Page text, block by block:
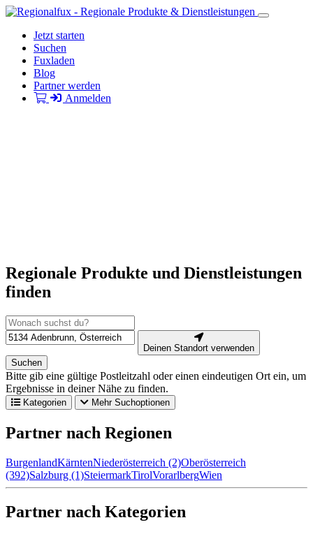
Jetzt starten
Suchen
Fuxladen
Blog
Partner werden
Anmelden
Regionale Produkte und Dienstleistungen
finden
Deinen Standort verwenden
Suchen
Bitte gib eine gültige Postleitzahl oder einen eindeutigen Ort ein, um
Ergebnisse in deiner Nähe zu finden.
Kategorien Mehr Suchoptionen
Partner nach Regionen
BurgenlandKärntenNiederösterreich (2)Oberösterreich
(392)Salzburg (1)SteiermarkTirolVorarlbergWien
Partner nach Kategorien